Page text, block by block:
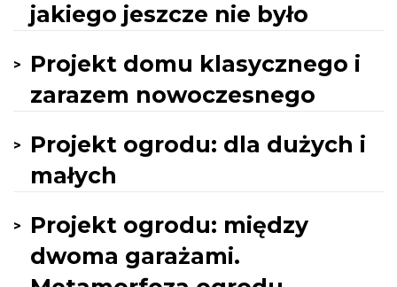
jakiego jeszcze nie było
Projekt domu klasycznego i
zarazem nowoczesnego
Projekt ogrodu: dla dużych i
małych
Projekt ogrodu: między
dwoma garażami.